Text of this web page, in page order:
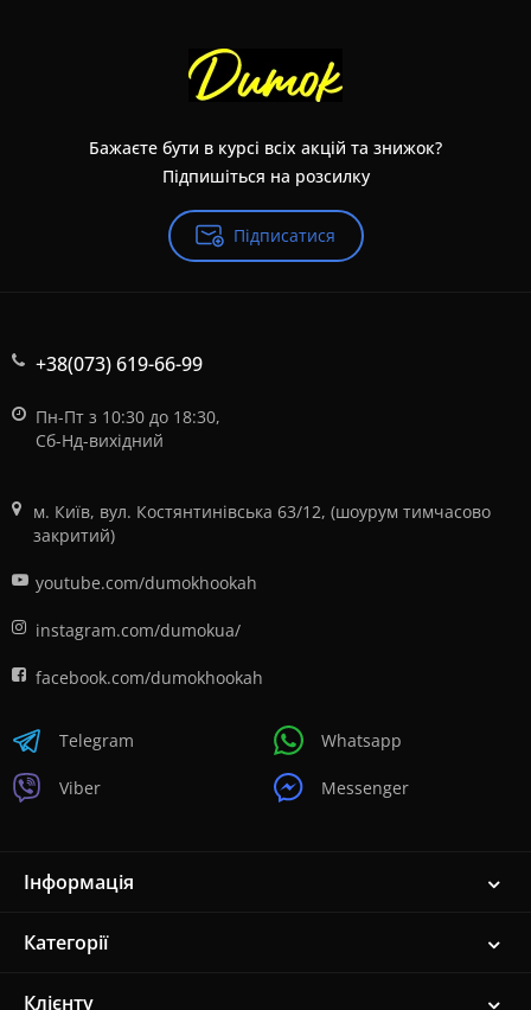
Бажаєте бути в курсі всіх акцій та знижок?
Підпишіться на розсилку
Підписатися
+38(073) 619-66-99
Пн-Пт з 10:30 до 18:30,
Сб-Нд-вихідний
м. Київ, вул. Костянтинівська 63/12, (шоурум тимчасово
закритий)
youtube.com/dumokhookah
instagram.com/dumokua/
facebook.com/dumokhookah
Telegram
Viber
Whatsapp
Messenger
Інформація
Категорії
Клієнту